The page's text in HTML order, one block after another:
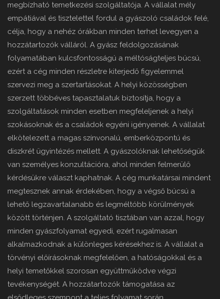
megbízható temetkezési szolgáltatója. A vállalat mély
empátiával és tisztelettel fordul a gyászoló családok felé,
célja, hogy a nehéz órákban minden terhet levegyen a
hozzátartozók válláról. A gyász feldolgozásának
folyamatában kulcsfontosságú a méltóságteljes búcsú,
ezért a cég minden részletre kiterjedő figyelemmel
szervezi meg a szertartásokat. A helyi közösségben
szerzett többéves tapasztalatuk biztosítja, hogy a
szolgáltatások minden esetben megfeleljenek a helyi
szokásoknak és a családok egyéni igényeinek. A vállalat
elkötelezett a magas színvonalú, emberközpontú és
diszkrét ügyintézés mellett. A gyászolóknak lehetőségük
van személyes konzultációra, ahol minden felmerülő
kérdésükre választ kaphatnak. A cég munkatársai mindent
megtesznek annak érdekében, hogy a végső búcsú a
lehető legzavartalanabb és legméltóbb körülmények
között történjen. A szolgáltató tisztában van azzal, hogy
minden gyászfolyamat egyedi, ezért rugalmasan
alkalmazkodnak a különleges kérésekhez is. A vállalat a
törvényi előírásoknak megfelelően, a hatóságokkal és a
helyi temetőkkel szorosan együttműködve végzi
tevékenységét. A hozzátartozók támogatása az